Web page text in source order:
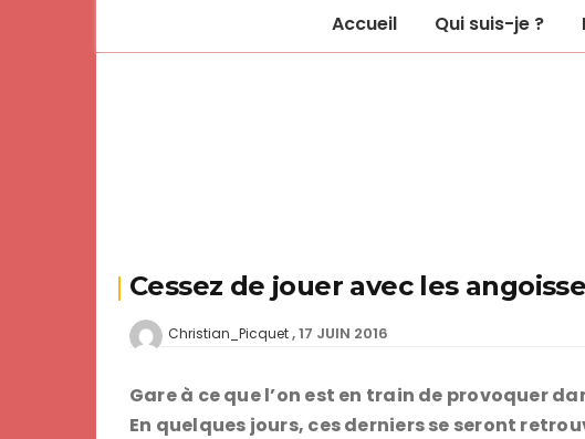
Accueil Qui suis-je ?
Cessez de jouer avec les
Christian_Picquet 17 JUIN 2016
Gare à ce que l’on est en train de provoquer
En quelques jours, ces derniers se seront